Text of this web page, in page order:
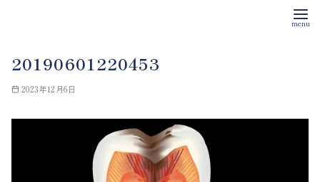
20190601220453
2023年12月6日